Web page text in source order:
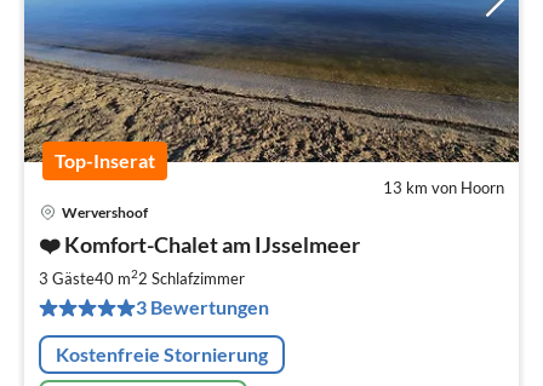
Top-Inserat
13 km von Hoorn
Wervershoof
❤️ Komfort-Chalet am IJsselmeer
3 Gäste40 m22 Schlafzimmer
3 Bewertungen
Kostenfreie Stornierung